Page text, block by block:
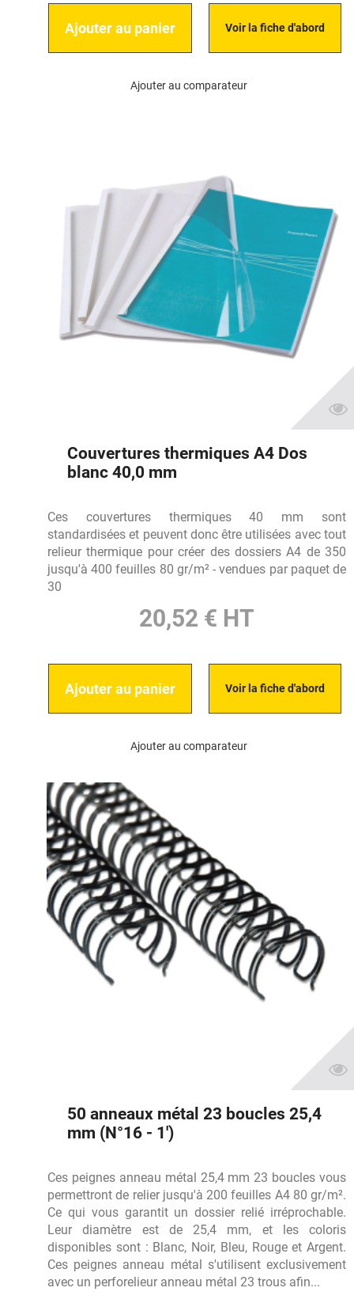
Ajouter au panier Voir la fiche d'abord
Ajouter au comparateur
Couvertures thermiques A4 Dos
blanc 40,0 mm
Ces couvertures thermiques 40 mm sont
standardisées et peuvent donc être utilisées avec tout
relieur thermique pour créer des dossiers A4 de 350
jusqu'à 400 feuilles 80 gr/m² - vendues par paquet de
30
20,52 € HT
Ajouter au panier Voir la fiche d'abord
Ajouter au comparateur
50 anneaux métal 23 boucles 25,4
mm (N°16 - 1')
Ces peignes anneau métal 25,4 mm 23 boucles vous
permettront de relier jusqu'à 200 feuilles A4 80 gr/m².
Ce qui vous garantit un dossier relié irréprochable.
Leur diamètre est de 25,4 mm, et les coloris
disponibles sont : Blanc, Noir, Bleu, Rouge et Argent.
Ces peignes anneau métal s'utilisent exclusivement
avec un perforelieur anneau métal 23 trous afin...